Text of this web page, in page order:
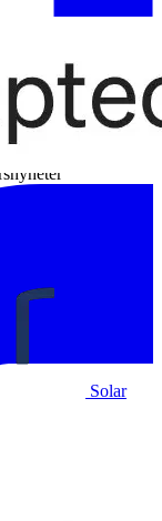
Solar